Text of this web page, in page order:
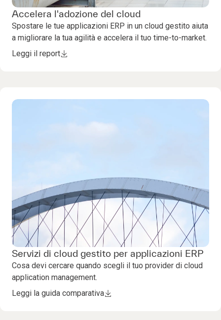
Accelera l'adozione del cloud
Spostare le tue applicazioni ERP in un cloud gestito aiuta
a migliorare la tua agilità e accelera il tuo time-to-market.
Leggi il report
Servizi di cloud gestito per applicazioni ERP
Cosa devi cercare quando scegli il tuo provider di cloud
application management.
Leggi la guida comparativa